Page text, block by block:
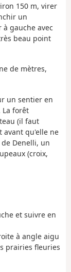
150 m, virer
un
gauche avec
beau point
de mètres,
un sentier en
La forêt
(il faut
avant qu'elle ne
Denelli, un
(croix,
et suivre en
à angle aigu
prairies fleuries